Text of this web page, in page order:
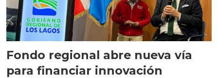
Fondo regional abre nueva vía
para financiar innovación